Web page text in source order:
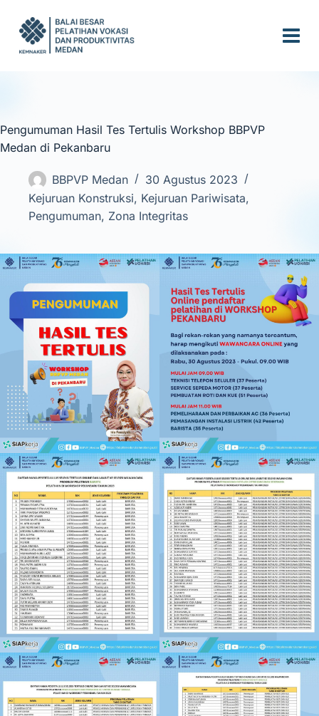
k
o
Pengumuman Hasil Tes Tertulis Workshop BBPVP
Medan di Pekanbaru
BBPVP Medan
30 Agustus 2023
Kejuruan Konstruksi, Kejuruan Pariwisata,
Pengumuman, Zona Integritas